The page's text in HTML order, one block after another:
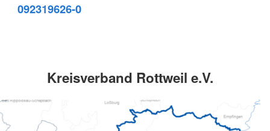
092319626-0
Kreisverband Rottweil e.V.